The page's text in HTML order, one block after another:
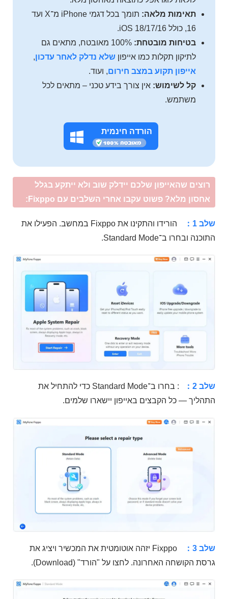
תאימות מלאה:
תומך בכל דגמי iPhone מ־X ועד
16, כולל iOS 18/17/16.
בטיחות מובטחת:
100% מאובטח, מתאים גם
לתיקון תקלות כמו אייפון שלא נדלק לאחר עדכון,
אייפון תקוע במצב חירום, ועוד.
קל לשימוש: אין צורך בידע טכני – מתאים לכל
משתמש.
הורדה חינמית
רוצים שהאייפון שלכם יידלק שוב ולא ייתקע בגלל
אחסון מלא? פשוט עקבו אחרי השלבים עם Fixppo:
שלב 1：
הורידו והתקינו את Fixppo במחשב. הפעילו את
התוכנה ובחרו ב־Standard Mode.
שלב 2：
: בחרו ב־Standard Mode כדי להתחיל את
התהליך — כל הקבצים באייפון יישארו שלמים.
שלב 3：
Fixppo יזהה אוטומטית את המכשיר ויציג את
גרסת הקושחה האחרונה. לחצו על "הורד" (Download).